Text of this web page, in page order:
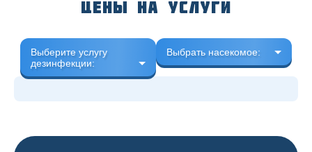
Цены на услуги
Выберите услугу
дезинфекции:
Выбрать насекомое: